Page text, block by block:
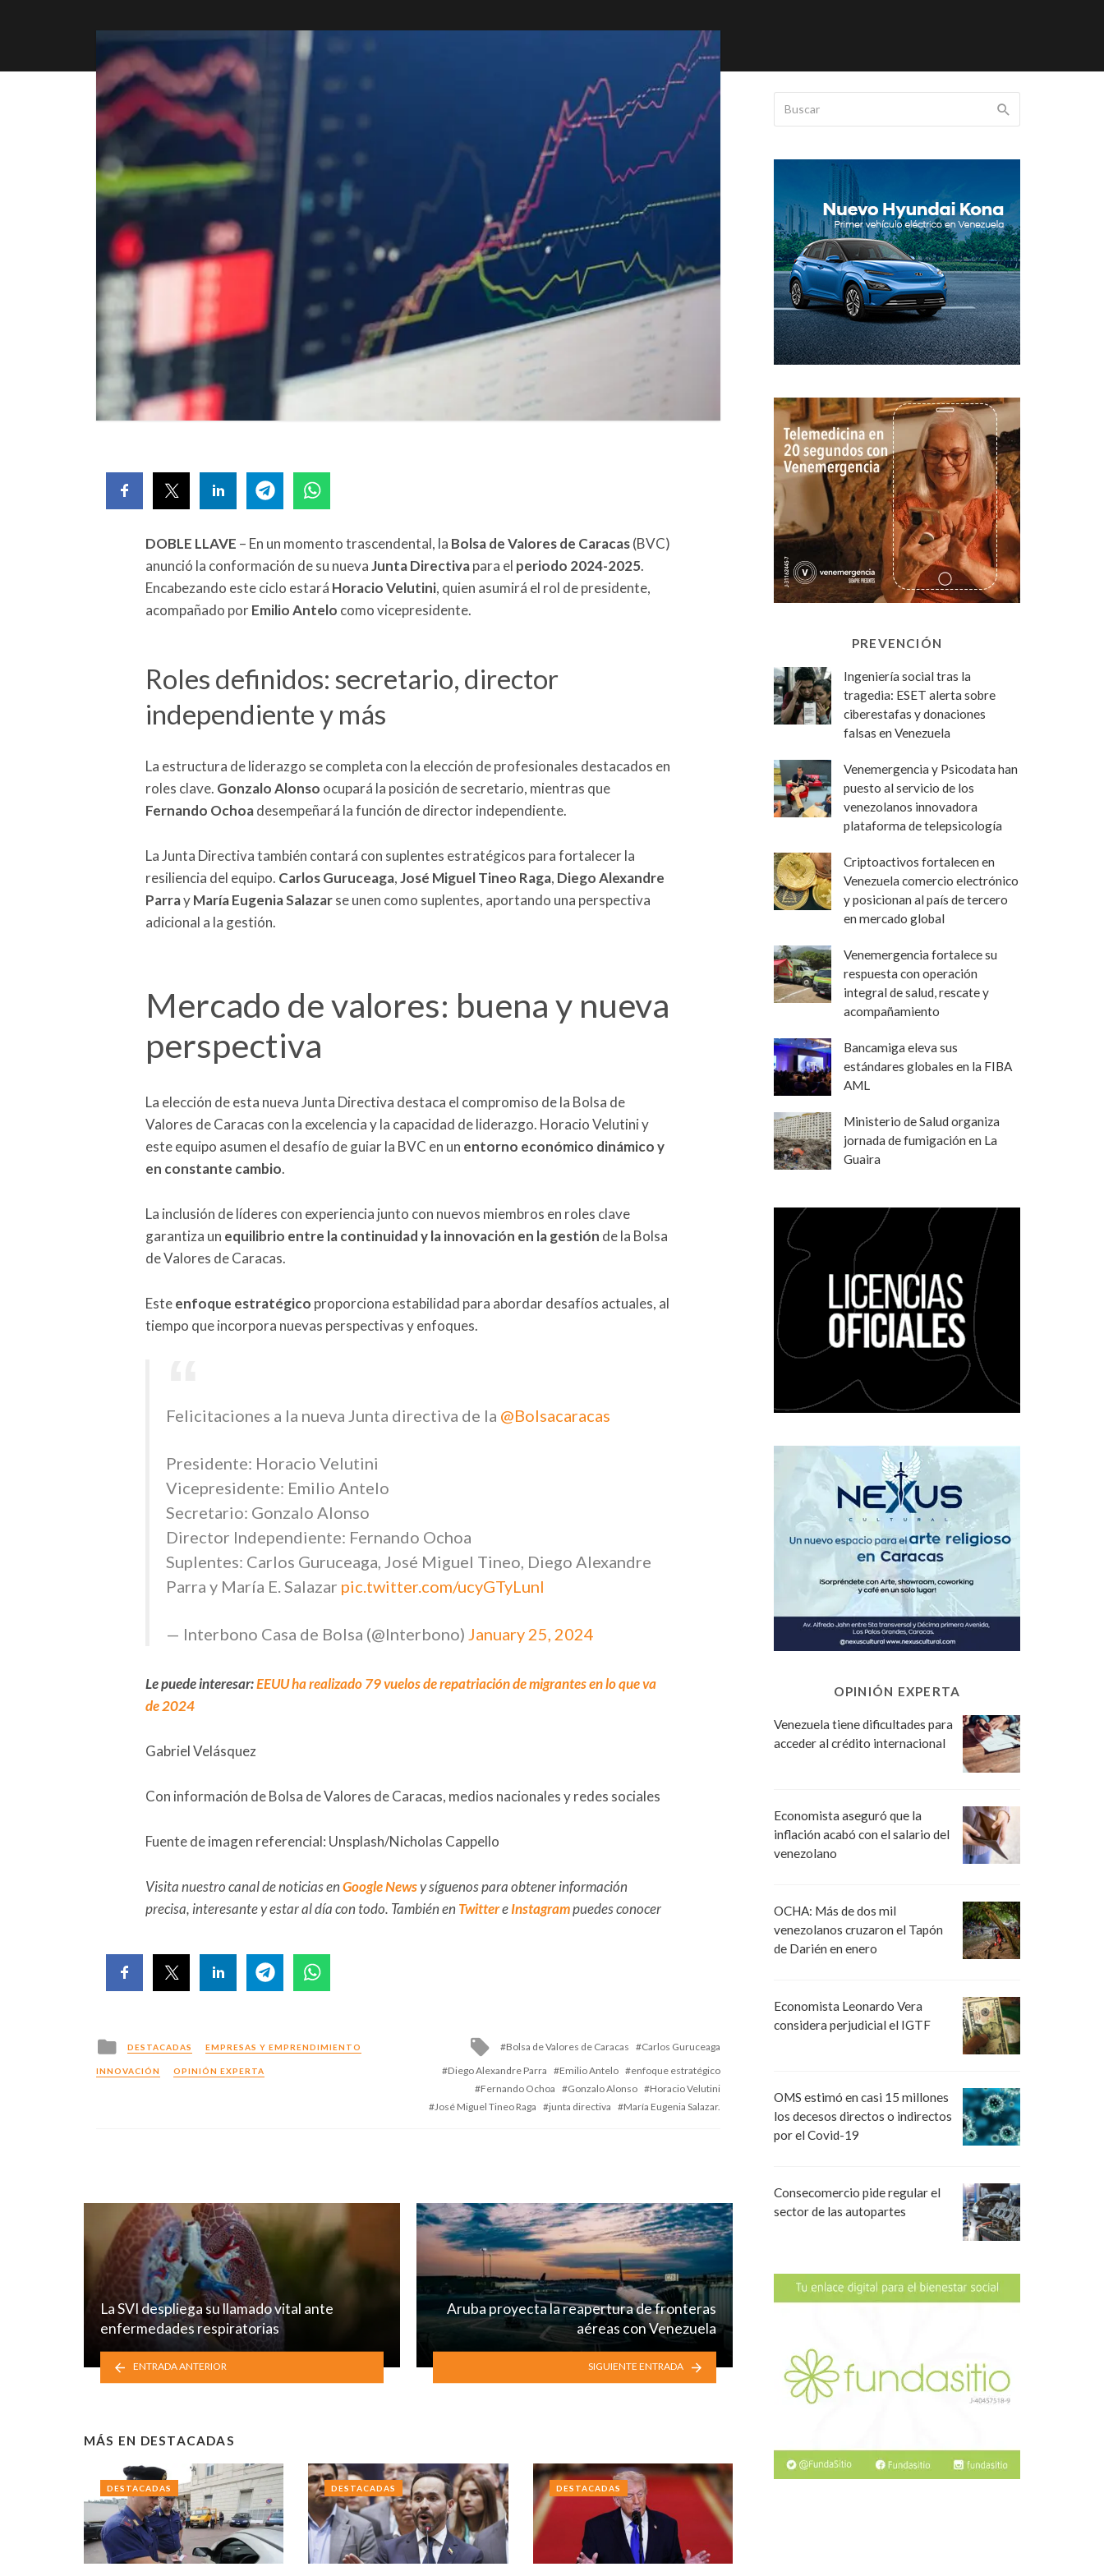
DOBLE LLAVE – En un momento trascendental, la Bolsa de Valores de Caracas(BVC)
anunció la conformación de su nuevaJunta Directivapara el periodo 2024-2025.
Encabezando este ciclo estará Horacio Velutini, quien asumirá el rol de presidente,
acompañado porEmilio Antelo como vicepresidente.
Roles definidos: secretario, director
independiente y más
La estructura de liderazgo se completa con la elección de profesionales destacados en
roles clave. Gonzalo Alonso ocupará la posición de secretario, mientras que
Fernando Ochoadesempeñará la función de director independiente.
La Junta Directiva también contará con suplentes estratégicos para fortalecer la
resiliencia del equipo. Carlos Guruceaga,José Miguel Tineo Raga, Diego Alexandre
ParrayMaría Eugenia Salazarse unen como suplentes, aportando una perspectiva
adicional a la gestión.
Mercado de valores: buena y nueva
perspectiva
La elección de esta nueva Junta Directiva destaca el compromiso de la Bolsa de
Valores de Caracas con la excelencia y la capacidad de liderazgo. Horacio Velutini y
este equipo asumen el desafío de guiar la BVC en un entorno económico dinámico y
en constante cambio.
La inclusión de líderes con experiencia junto con nuevos miembros en roles clave
garantiza un equilibrio entre la continuidad y lainnovación en la gestión de la Bolsa
de Valores de Caracas.
Esteenfoque estratégico proporciona estabilidad para abordar desafíos actuales, al
tiempo que incorpora nuevas perspectivas y enfoques.
Felicitaciones a la nueva Junta directiva de la @Bolsacaracas
Presidente: Horacio Velutini
Vicepresidente: Emilio Antelo
Secretario: Gonzalo Alonso
Director Independiente: Fernando Ochoa
Suplentes: Carlos Guruceaga, José Miguel Tineo, Diego Alexandre
Parra y María E. Salazar pic.twitter.com/ucyGTyLunI
— Interbono Casa de Bolsa (@Interbono) January 25, 2024
Le puede interesar:EEUU ha realizado 79 vuelos de repatriación de migrantes en lo que va
de 2024
Gabriel Velásquez
Con información de Bolsa de Valores de Caracas, medios nacionales y redes sociales
Fuente de imagen referencial: Unsplash/Nicholas Cappello
Visita nuestro canal de noticias enGoogle Newsy síguenos para obtener información
precisa, interesante y estar al día con todo. También en TwittereInstagrampuedes conocer
Posted
in
DESTACADAS EMPRESAS Y EMPRENDIMIENTO
INNOVACIÓN OPINIÓN EXPERTA
Tagged
Bolsa de Valores de Caracas
Carlos Guruceaga
Diego Alexandre Parra
Emilio Antelo
enfoque estratégico
Fernando Ochoa
Gonzalo Alonso
Horacio Velutini
José Miguel Tineo Raga
junta directiva María Eugenia Salazar.
La SVI despliega su llamado vital ante
enfermedades respiratorias
ENTRADA ANTERIOR
Aruba proyecta la reapertura de fronteras
aéreas con Venezuela
SIGUIENTE ENTRADA
MÁS EN DESTACADAS
DESTACADAS DESTACADAS DESTACADAS
PREVENCIÓN
Ingeniería social tras la
tragedia: ESET alerta sobre
ciberestafas y donaciones
falsas en Venezuela
Venemergencia y Psicodata han
puesto al servicio de los
venezolanos innovadora
plataforma de telepsicología
Criptoactivos fortalecen en
Venezuela comercio electrónico
y posicionan al país de tercero
en mercado global
Venemergencia fortalece su
respuesta con operación
integral de salud, rescate y
acompañamiento
Bancamiga eleva sus
estándares globales en la FIBA
AML
Ministerio de Salud organiza
jornada de fumigación en La
Guaira
OPINIÓN EXPERTA
Venezuela tiene dificultades para
acceder al crédito internacional
Economista aseguró que la
inflación acabó con el salario del
venezolano
OCHA: Más de dos mil
venezolanos cruzaron el Tapón
de Darién en enero
Economista Leonardo Vera
considera perjudicial el IGTF
OMS estimó en casi 15 millones
los decesos directos o indirectos
por el Covid-19
Consecomercio pide regular el
sector de las autopartes